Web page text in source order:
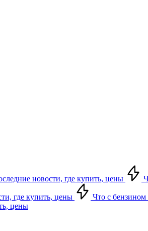
новости, где купить, цены
где купить, цены Что с бензином
цены